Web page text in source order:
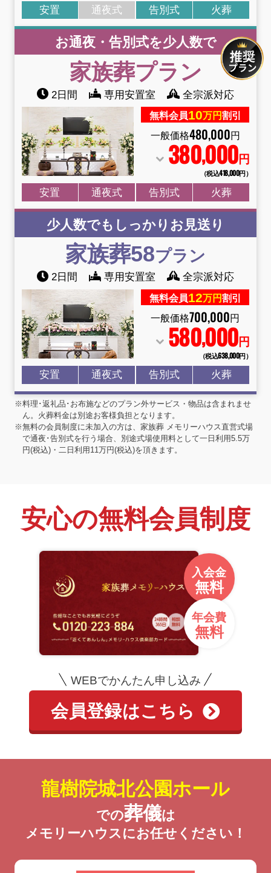
安置 通夜式 告別式 火葬
お通夜・告別式を少人数で
家族葬プラン
2日間 専用安置室 全宗派対応
無料会員10万円割引
一般価格480,000円
380,000円
（税込418,000円）
安置 通夜式 告別式 火葬
少人数でもしっかりお見送り
家族葬58プラン
2日間 専用安置室 全宗派対応
無料会員12万円割引
一般価格700,000円
580,000円
（税込638,000円）
安置 通夜式 告別式 火葬
※料理･返礼品･お布施などのプラン外サービス・物品は含まれませ
ん。火葬料金は別途お客様負担となります。
※無料の会員制度に未加入の方は、家族葬 メモリーハウス直営式場
で通夜･告別式を行う場合、別途式場使用料として一日利用5.5万
円(税込)・二日利用11万円(税込)を頂きます。
安心の無料会員制度
入会金
無料
年会費
無料
WEBでかんたん申し込み
会員登録はこちら
龍樹院城北公園ホール
での葬儀は
メモリーハウスにお任せください！